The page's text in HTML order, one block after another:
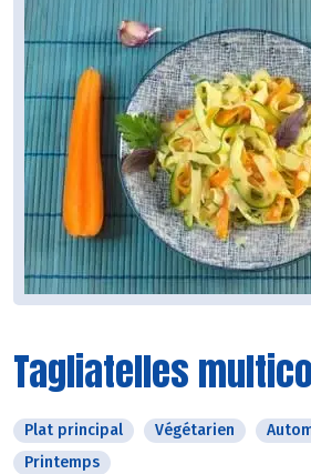
Tagliatelles
Plat principal Végétarien
Printemps